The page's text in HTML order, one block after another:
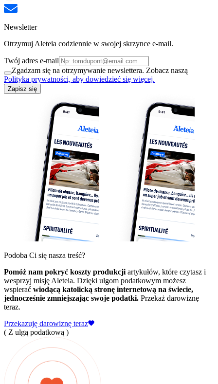
Newsletter
Otrzymuj Aleteia codziennie w swojej skrzynce e-mail.
Twój adres e-mail
Zgadzam się na otrzymywanie newslettera. Zobacz naszą
Polityka prywatności, aby dowiedzieć się więcej.
Zapisz się
Podoba Ci się nasza treść?
Pomóż nam pokryć koszty produkcji artykułów, które czytasz i
wesprzyj misję Aleteia. Dzięki ulgom podatkowym możesz
wspierać wiodącą katolicką stronę internetową na świecie,
jednocześnie zmniejszając swoje podatki. Przekaż darowiznę
teraz.
Przekazuję darowiznę teraz
( Z ulgą podatkową )